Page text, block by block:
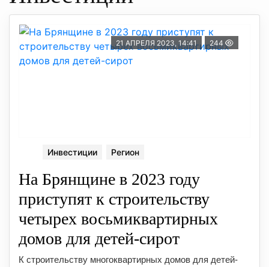
21 АПРЕЛЯ 2023, 14:41 244
Инвестиции Регион
На Брянщине в 2023 году
приступят к строительству
четырех восьмиквартирных
домов для детей-сирот
К строительству многоквартирных домов для детей-